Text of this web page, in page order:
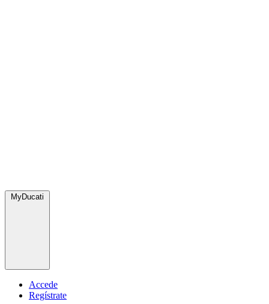
MyDucati
Accede
Regístrate